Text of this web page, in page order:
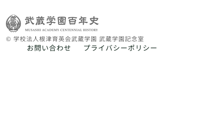
© 学校法人根津育英会武蔵学園 武蔵学園記念室
お問い合わせ プライバシーポリシー